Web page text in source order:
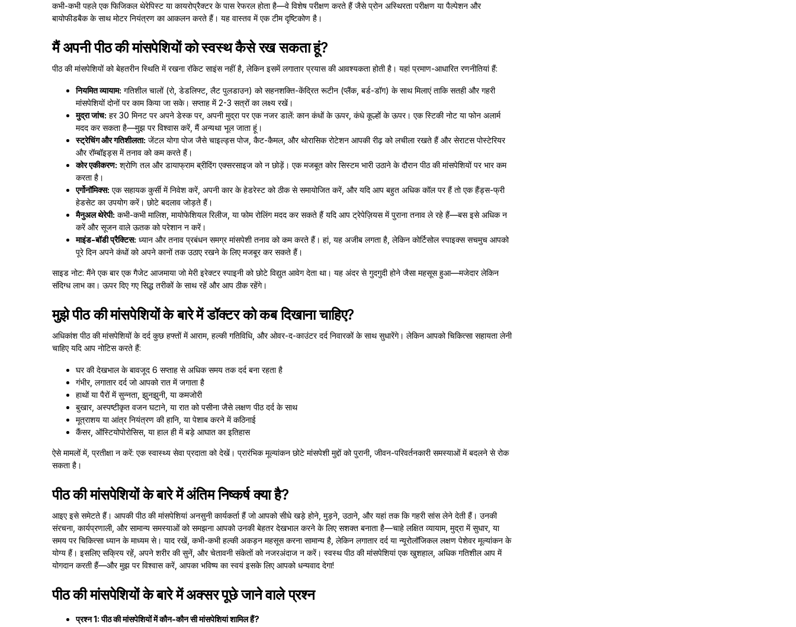
कभी-कभी पहले एक फिजिकल थेरेपिस्ट या कायरोप्रैक्टर के पास रेफरल होता है—वे विशेष परीक्षण करते हैं जैसे प्रोन अस्थिरता परीक्षण या पैल्पेशन और
बायोफीडबैक के साथ मोटर नियंत्रण का आकलन करते हैं। यह वास्तव में एक टीम दृष्टिकोण है।
मैं अपनी पीठ की मांसपेशियों को स्वस्थ कैसे रख सकता हूं?
पीठ की मांसपेशियों को बेहतरीन स्थिति में रखना रॉकेट साइंस नहीं है, लेकिन इसमें लगातार प्रयास की आवश्यकता होती है। यहां प्रमाण-आधारित रणनीतियां हैं:
नियमित व्यायाम: गतिशील चालों (रो, डेडलिफ्ट, लैट पुलडाउन) को सहनशक्ति-केंद्रित रूटीन (प्लैंक, बर्ड-डॉग) के साथ मिलाएं ताकि सतही और गहरी
मांसपेशियों दोनों पर काम किया जा सके। सप्ताह में 2-3 सत्रों का लक्ष्य रखें।
मुद्रा जांच: हर 30 मिनट पर अपने डेस्क पर, अपनी मुद्रा पर एक नजर डालें: कान कंधों के ऊपर, कंधे कूल्हों के ऊपर। एक स्टिकी नोट या फोन अलार्म
मदद कर सकता है—मुझ पर विश्वास करें, मैं अन्यथा भूल जाता हूं।
स्ट्रेचिंग और गतिशीलता: जेंटल योगा पोज जैसे चाइल्ड्स पोज, कैट-कैमल, और थोरासिक रोटेशन आपकी रीढ़ को लचीला रखते हैं और सेराटस पोस्टेरियर
और रॉम्बॉइड्स में तनाव को कम करते हैं।
कोर एकीकरण: श्रोणि तल और डायाफ्राम ब्रीदिंग एक्सरसाइज को न छोड़ें। एक मजबूत कोर सिस्टम भारी उठाने के दौरान पीठ की मांसपेशियों पर भार कम
करता है।
एर्गोनॉमिक्स: एक सहायक कुर्सी में निवेश करें, अपनी कार के हेडरेस्ट को ठीक से समायोजित करें, और यदि आप बहुत अधिक कॉल पर हैं तो एक हैंड्स-फ्री
हेडसेट का उपयोग करें। छोटे बदलाव जोड़ते हैं।
मैनुअल थेरेपी: कभी-कभी मालिश, मायोफेशियल रिलीज, या फोम रोलिंग मदद कर सकते हैं यदि आप ट्रेपेज़ियस में पुराना तनाव ले रहे हैं—बस इसे अधिक न
करें और सूजन वाले ऊतक को परेशान न करें।
माइंड-बॉडी प्रैक्टिस: ध्यान और तनाव प्रबंधन समग्र मांसपेशी तनाव को कम करते हैं। हां, यह अजीब लगता है, लेकिन कोर्टिसोल स्पाइक्स सचमुच आपको
पूरे दिन अपने कंधों को अपने कानों तक उठाए रखने के लिए मजबूर कर सकते हैं।
साइड नोट: मैंने एक बार एक गैजेट आजमाया जो मेरी इरेक्टर स्पाइनी को छोटे विद्युत आवेग देता था। यह अंदर से गुदगुदी होने जैसा महसूस हुआ—मजेदार लेकिन
संदिग्ध लाभ का। ऊपर दिए गए सिद्ध तरीकों के साथ रहें और आप ठीक रहेंगे।
मुझे पीठ की मांसपेशियों के बारे में डॉक्टर को कब दिखाना चाहिए?
अधिकांश पीठ की मांसपेशियों के दर्द कुछ हफ्तों में आराम, हल्की गतिविधि, और ओवर-द-काउंटर दर्द निवारकों के साथ सुधारेंगे। लेकिन आपको चिकित्सा सहायता लेनी
चाहिए यदि आप नोटिस करते हैं:
घर की देखभाल के बावजूद 6 सप्ताह से अधिक समय तक दर्द बना रहता है
गंभीर, लगातार दर्द जो आपको रात में जगाता है
हाथों या पैरों में सुन्नता, झुनझुनी, या कमजोरी
बुखार, अस्पष्टीकृत वजन घटाने, या रात को पसीना जैसे लक्षण पीठ दर्द के साथ
मूत्राशय या आंत्र नियंत्रण की हानि, या पेशाब करने में कठिनाई
कैंसर, ऑस्टियोपोरोसिस, या हाल ही में बड़े आघात का इतिहास
ऐसे मामलों में, प्रतीक्षा न करें: एक स्वास्थ्य सेवा प्रदाता को देखें। प्रारंभिक मूल्यांकन छोटे मांसपेशी मुद्दों को पुरानी, जीवन-परिवर्तनकारी समस्याओं में बदलने से रोक
सकता है।
पीठ की मांसपेशियों के बारे में अंतिम निष्कर्ष क्या है?
आइए इसे समेटते हैं। आपकी पीठ की मांसपेशियां अनसुनी कार्यकर्ता हैं जो आपको सीधे खड़े होने, मुड़ने, उठाने, और यहां तक कि गहरी सांस लेने देती हैं। उनकी
संरचना, कार्यप्रणाली, और सामान्य समस्याओं को समझना आपको उनकी बेहतर देखभाल करने के लिए सशक्त बनाता है—चाहे लक्षित व्यायाम, मुद्रा में सुधार, या
समय पर चिकित्सा ध्यान के माध्यम से। याद रखें, कभी-कभी हल्की अकड़न महसूस करना सामान्य है, लेकिन लगातार दर्द या न्यूरोलॉजिकल लक्षण पेशेवर मूल्यांकन के
योग्य हैं। इसलिए सक्रिय रहें, अपने शरीर की सुनें, और चेतावनी संकेतों को नजरअंदाज न करें। स्वस्थ पीठ की मांसपेशियां एक खुशहाल, अधिक गतिशील आप में
योगदान करती हैं—और मुझ पर विश्वास करें, आपका भविष्य का स्वयं इसके लिए आपको धन्यवाद देगा!
पीठ की मांसपेशियों के बारे में अक्सर पूछे जाने वाले प्रश्न
प्रश्न 1: पीठ की मांसपेशियों में कौन-कौन सी मांसपेशियां शामिल हैं?